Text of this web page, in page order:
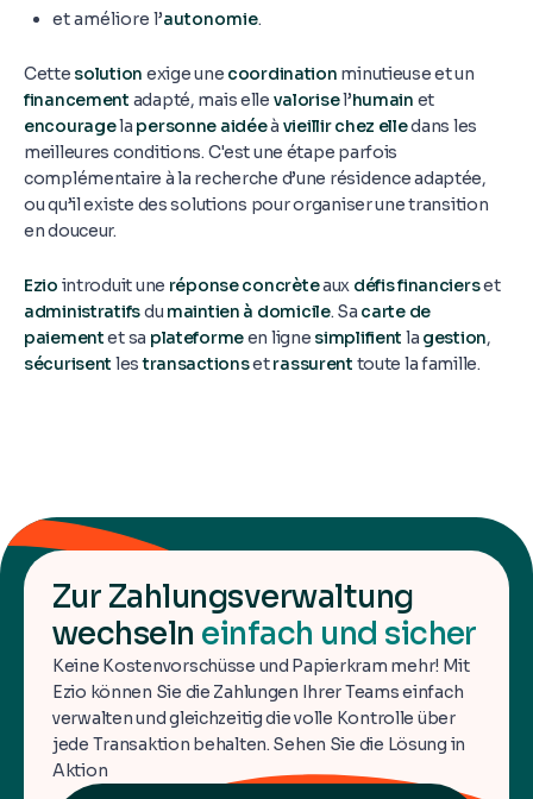
et améliore l’autonomie.
Cette solution exige une coordination minutieuse et un
financement adapté, mais elle valorisel’humain et
encouragela personne aidéeà vieillir chez elledans les
meilleures conditions. C'est une étape parfois
complémentaire à la recherche d’une résidence adaptée,
ou qu’il existe des solutions pour organiser une transition
en douceur.
Ezio introduit une réponse concrèteaux défis financierset
administratifsdu maintien à domicile. Sa carte de
paiementet sa plateformeen ligne simplifient la gestion,
sécurisent lestransactionsetrassurent toute la famille.
Zur Zahlungsverwaltung
wechseln einfach und sicher
Keine Kostenvorschüsse und Papierkram mehr! Mit
Ezio können Sie die Zahlungen Ihrer Teams einfach
verwalten und gleichzeitig die volle Kontrolle über
jede Transaktion behalten. Sehen Sie die Lösung in
Aktion